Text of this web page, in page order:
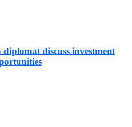
discuss investment